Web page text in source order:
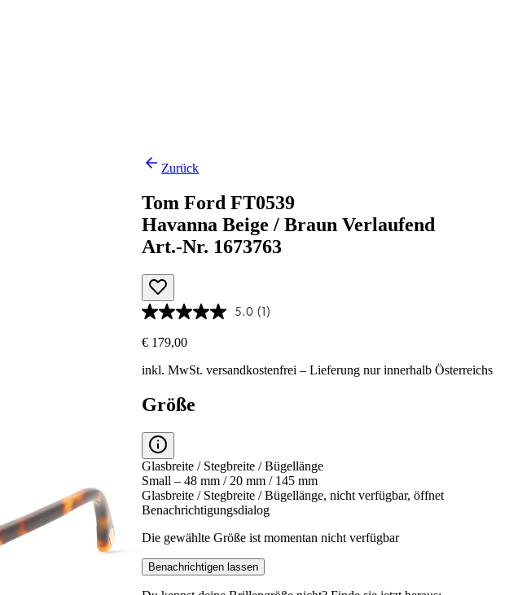
Zurück
Tom Ford FT0539
Havanna Beige / Braun Verlaufend
Art.-Nr. 1673763
5.0 (1)
€ 179,00
inkl. MwSt.versandkostenfrei – Lieferung nur innerhalb Österreichs
Größe
Glasbreite / Stegbreite / Bügellänge
Small – 48 mm / 20 mm / 145 mm
Glasbreite / Stegbreite / Bügellänge, nicht verfügbar, öffnet
Benachrichtigungsdialog
Die gewählte Größe ist momentan nicht verfügbar
Benachrichtigen lassen